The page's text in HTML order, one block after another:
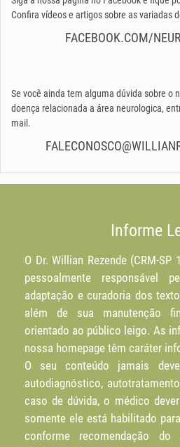
Confira vídeos e artigos sobre as variadas
FACEBOOK.COM/
Se você ainda tem alguma dúvida sobre o
doença relacionada a área neurologica,
mail.
Informe
O Dr. Willian Rezende (CRM-SP
pessoalmente responsável
adaptação e curadoria dos
além de sua manutenção
orientado ao público leigo. As
nossa homepage têm caráter
O seu conteúdo jamais
autodiagnóstico,
caso de dúvida, o médico
somente ele está habilitado
conforme recomendação do